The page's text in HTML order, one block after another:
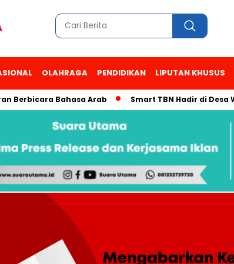
OLAHRAGA PENDIDIKAN LIPUTAN KHUSUS
Bahasa Arab Smart TBN Hadir di Desa Wisata